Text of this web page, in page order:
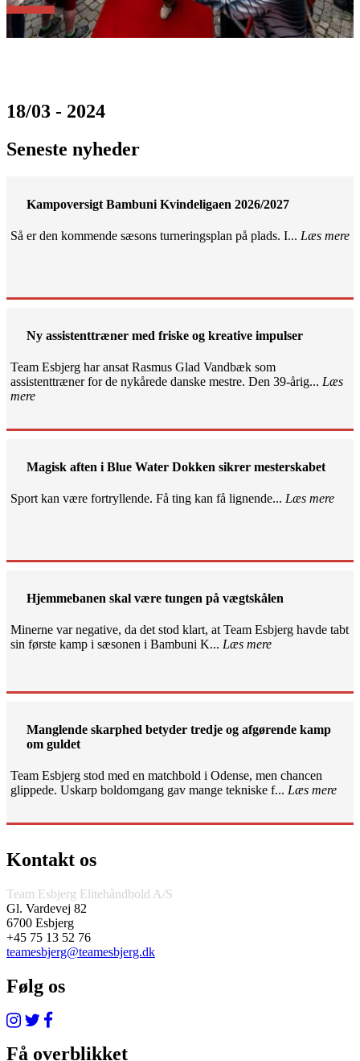
18/03 - 2024
Seneste nyheder
Kampoversigt Bambuni Kvindeligaen 2026/2027
Så er den kommende sæsons turneringsplan på plads. I... Læs mere
Ny assistenttræner med friske og kreative impulser
Team Esbjerg har ansat Rasmus Glad Vandbæk som
assistenttræner for de nykårede danske mestre. Den 39-årig... Læs
mere
Magisk aften i Blue Water Dokken sikrer mesterskabet
Sport kan være fortryllende. Få ting kan få lignende... Læs mere
Hjemmebanen skal være tungen på vægtskålen
Minerne var negative, da det stod klart, at Team Esbjerg havde tabt
sin første kamp i sæsonen i Bambuni K... Læs mere
Manglende skarphed betyder tredje og afgørende kamp
om guldet
Team Esbjerg stod med en matchbold i Odense, men chancen
glippede. Uskarp boldomgang gav mange tekniske f... Læs mere
Kontakt os
Team Esbjerg Elitehåndbold A/S
Gl. Vardevej 82
6700 Esbjerg
+45 75 13 52 76
teamesbjerg@teamesbjerg.dk
Følg os
Få overblikket